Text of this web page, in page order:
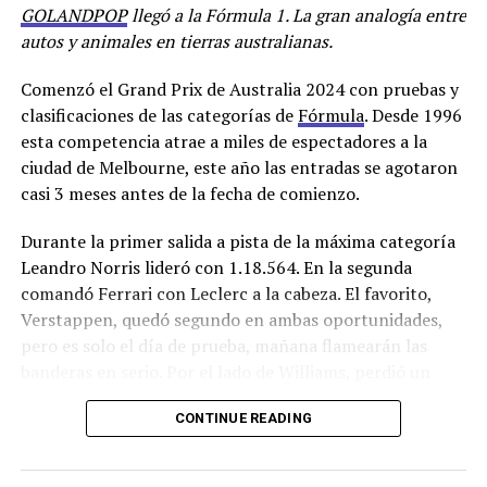
GOLANDPOPllegó a la Fórmula 1. La gran analogía entre
autos y animales en tierras australianas.
Comenzó el Grand Prix de Australia 2024 con pruebas y
clasificaciones de las categorías de Fórmula. Desde 1996
esta competencia atrae a miles de espectadores a la
ciudad de Melbourne, este año las entradas se agotaron
casi 3 meses antes de la fecha de comienzo.
Durante la primer salida a pista de la máxima categoría
Leandro Norris lideró con 1.18.564. En la segunda
comandó Ferrari con Leclerc a la cabeza. El favorito,
Verstappen, quedó segundo en ambas oportunidades,
pero es solo el día de prueba, mañana flamearán las
auto tras el accidente que tuvo Albon y no podrá
En laFórmula2,Franco Colapintono tuvo el mejor
CONTINUE READING